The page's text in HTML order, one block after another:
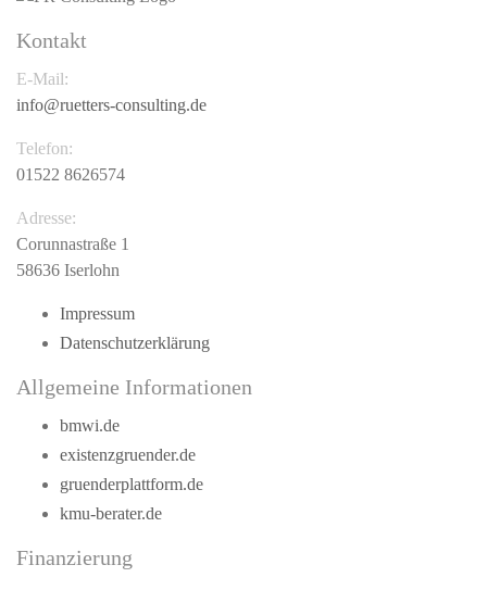
Kontakt
E-Mail:
info@ruetters-consulting.de
Telefon:
01522 8626574
Adresse:
Corunnastraße 1
58636 Iserlohn
Impressum
Datenschutzerklärung
Allgemeine Informationen
bmwi.de
existenzgruender.de
gruenderplattform.de
kmu-berater.de
Finanzierung